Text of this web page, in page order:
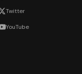
Twitter
YouTube